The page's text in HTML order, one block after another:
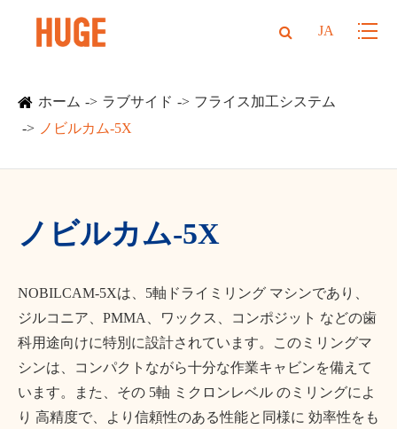
JA
ホーム ラブサイド
フライス加工システム
ノビルカム-5X
ノビルカム-5X
NOBILCAM-5Xは、5軸ドライミリング マシンであり、
ジルコニア、PMMA、ワックス、コンポジット などの歯
科用途向けに特別に設計されています。このミリングマ
シンは、コンパクトながら十分な作業キャビンを備えて
います。また、その 5軸 ミクロンレベル のミリングによ
り 高精度で、より信頼性のある性能と同様に 効率性をも